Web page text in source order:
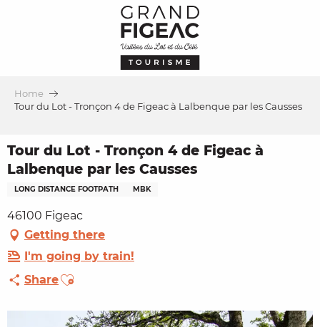
Home
Tour du Lot - Tronçon 4 de Figeac à Lalbenque par les Causses
Tour du Lot - Tronçon 4 de Figeac à
Lalbenque par les Causses
LONG DISTANCE FOOTPATH MBK
46100 Figeac
Getting there
I'm going by train!
ShareAjouter aux favoris